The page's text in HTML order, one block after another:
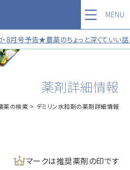
・8月号予告★農薬のちょっと深くてい
MENU
薬剤詳細情報
薬の検索 デミリン水和剤の薬剤詳細情報
マークは推奨薬剤の印です